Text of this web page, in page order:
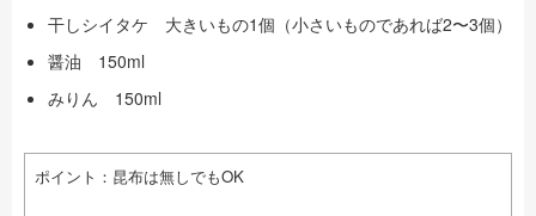
干しシイタケ 大きいもの1個（小さいものであれば2〜3個）
醤油 150ml
みりん 150ml
ポイント：昆布は無しでもOK